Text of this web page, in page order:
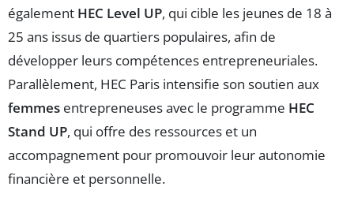
également HEC Level UP, qui cible les jeunes de 18 à
25 ans issus de quartiers populaires, afin de
développer leurs compétences entrepreneuriales.
Parallèlement, HEC Paris intensifie son soutien aux
femmes entrepreneuses avec le programme HEC
Stand UP, qui offre des ressources et un
accompagnement pour promouvoir leur autonomie
financière et personnelle.